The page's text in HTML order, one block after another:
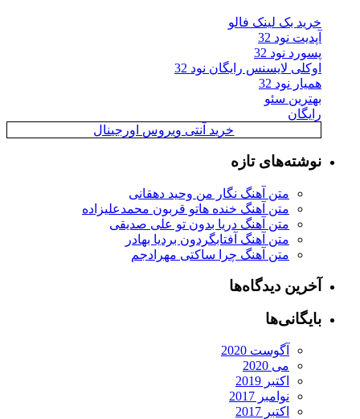
بک لینک فالو
نود 32
لایسنس رایگان نود 32
نود 32
سئو
خرید آنتی ویروس اورجینال
تازه
متن آهنگ نگار من وحید دهقانی
متن آهنگ خنده هاتو قربون محمدعلیزاده
متن آهنگ دریا بدون تو علی صدیقی
متن آهنگ آفتابگردون بردیا بهادر
متن آهنگ چرا ساکتی مهرادجم
دیدگاه‌ها
آگوست 2020